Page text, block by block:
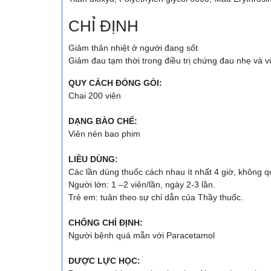
CHỈ ĐỊNH
Giảm thân nhiệt ở người đang sốt
Giảm đau tạm thời trong điều trị chứng đau nhẹ và
QUY CÁCH ĐÓNG GÓI:
Chai 200 viên
DẠNG BÀO CHẾ:
Viên nén bao phim
LIỀU DÙNG:
Các lần dùng thuốc cách nhau ít nhất 4 giờ, không
Người lớn: 1 –2 viên/lần, ngày 2-3 lần.
Trẻ em: tuân theo sự chỉ dẫn của Thầy thuốc.
CHỐNG CHỈ ĐỊNH:
Người bệnh quá mẫn với Paracetamol
DƯỢC LỰC HỌC: